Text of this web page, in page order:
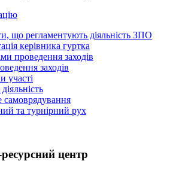
що регламентують діяльність ЗПО
керівника гуртка
проведення заходів
заходів
участі
самоврядування
та турнірний рух
центр